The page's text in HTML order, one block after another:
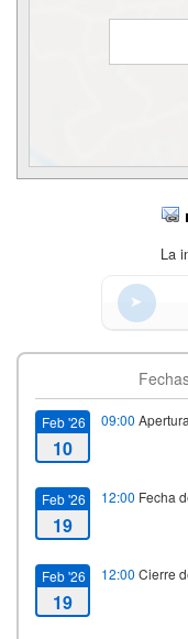
La
Feb '26
10
09:00
Feb '26
19
12:00 Fecha
Feb '26
19
12:00 Cierre